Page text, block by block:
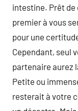
intestine. Prêt de
premier à vous
pour une
Cependant, seul
partenaire aurez
Petite ou
resterait à votre